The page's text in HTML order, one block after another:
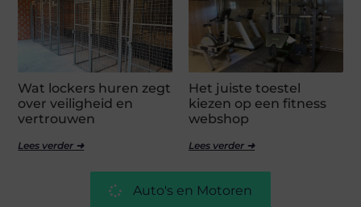
Wat lockers huren zegt
over veiligheid en
vertrouwen
Lees verder ➜
Het juiste toestel
kiezen op een fitness
webshop
Lees verder ➜
Auto's en Motoren